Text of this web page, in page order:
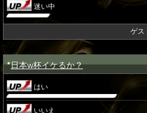
迷い中
ゲス
★日本w杯イケるか？
はい
いいえ